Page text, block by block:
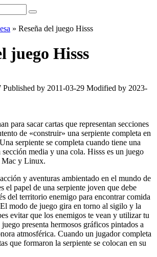
» Reseña del juego Hisss
juego Hisss
Published by 2011-03-29 Modified by 2023-
para sacar cartas que representan secciones
de «construir» una serpiente completa en
serpiente se completa cuando tiene una
sección media y una cola. Hisss es un juego
Mac y Linux.
y aventuras ambientado en el mundo de
el papel de una serpiente joven que debe
del territorio enemigo para encontrar comida
modo de juego gira en torno al sigilo y la
evitar que los enemigos te vean y utilizar tu
presenta hermosos gráficos pintados a
atmosférica. Cuando un jugador completa
que formaron la serpiente se colocan en su